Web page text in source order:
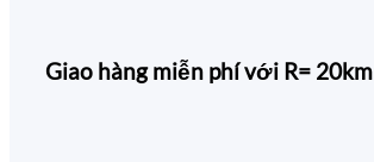
Giao hàng miễn phí với R= 20km